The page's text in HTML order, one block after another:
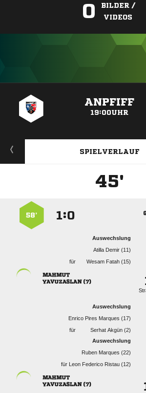
0
BILDER /
VIDEOS
ANPFIFF
19:00UHR
SPIELVERLAUF
45'
:
58’
Auswechslung
  
für
  

 
Auswechslung
   
für
  
Auswechslung
  
für    

 